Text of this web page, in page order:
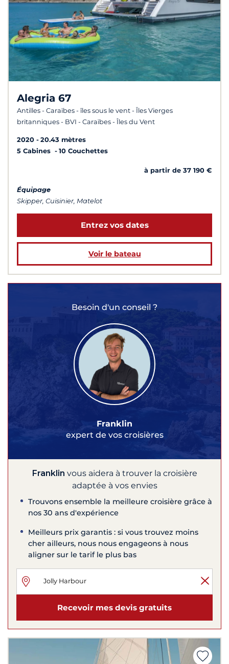
Alegria 67
Antilles - Caraïbes - îles sous le vent - Îles Vierges
britanniques - BVI - Caraïbes - Îles du Vent
2020
20.43 mètres
5 Cabines
10 Couchettes
à partir de 37 190 €
Équipage
Skipper, Cuisinier, Matelot
Entrez vos dates
Voir le bateau
Besoin d'un conseil ?
Franklin
expert de vos croisières
Franklin vous aidera à trouver la croisière
adaptée à vos envies
Trouvons ensemble la meilleure croisière grâce à
nos 30 ans d'expérience
Meilleurs prix garantis : si vous trouvez moins
cher ailleurs, nous nous engageons à nous
aligner sur le tarif le plus bas
Recevoir mes devis gratuits